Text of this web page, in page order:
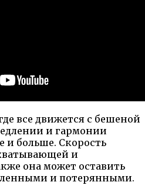
все движется с бешеной
и гармонии
и больше. Скорость
и
она может оставить
и потерянными.